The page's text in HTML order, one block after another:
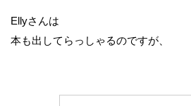
Ellyさんは
本も出してらっしゃるのですが、